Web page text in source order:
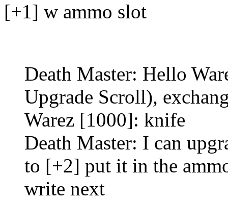
[+1] w ammo slot
Death Master: Hello
Upgrade Scroll),
Warez [1000]: knife
Death Master: I can
to [+2] put it in the
write next